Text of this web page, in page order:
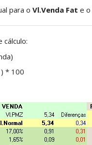
para o Vl.Venda Fat e o
) * 100